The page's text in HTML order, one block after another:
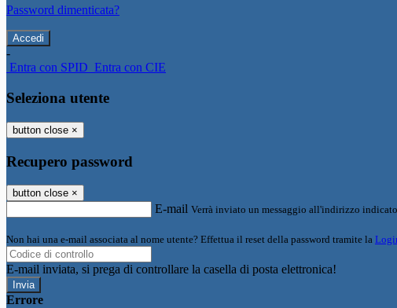
Password dimenticata?
-
Entra con SPID Entra con CIE
Seleziona utente
button close ×
Recupero password
button close ×
E-mail Verrà inviato un messaggio all'indirizzo
Non hai una e-mail associata al nome utente? Effettua il reset della password tramite la
E-mail inviata, si prega di controllare la casella di posta elettronica!
Errore